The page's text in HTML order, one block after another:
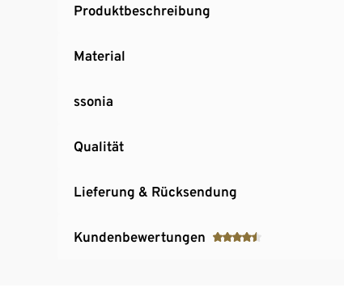
Produktbeschreibung
Material
ssonia
Qualität
Lieferung & Rücksendung
Kundenbewertungen